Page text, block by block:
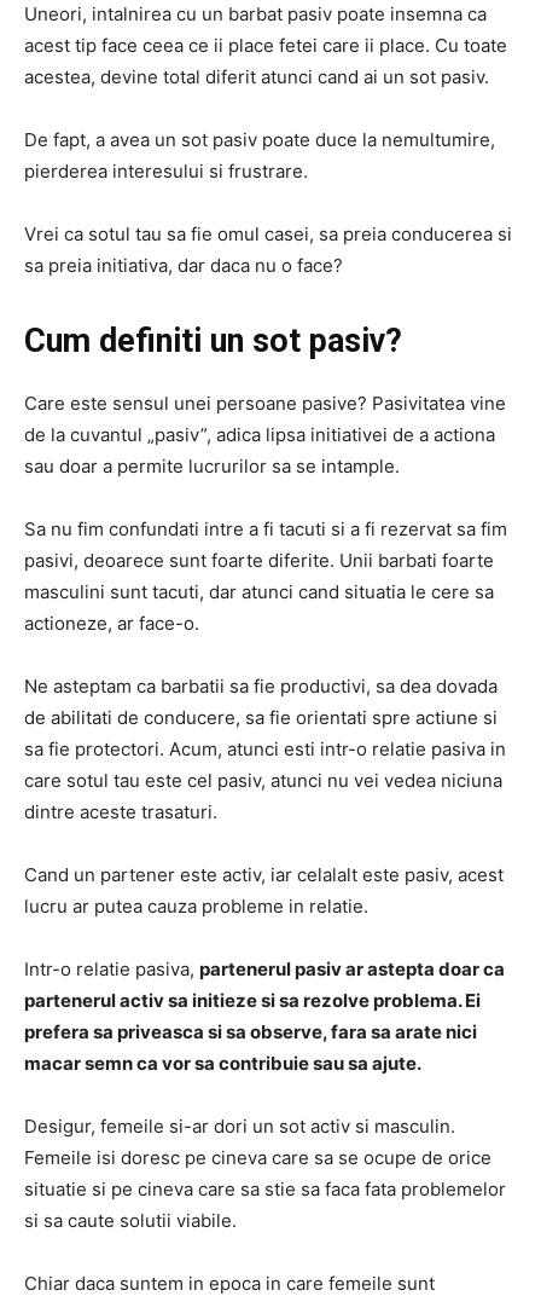
Uneori, intalnirea cu un barbat pasiv poate insemna ca
acest tip face ceea ce ii place fetei care ii place. Cu toate
acestea, devine total diferit atunci cand ai un sot pasiv.
De fapt, a avea un sot pasiv poate duce la nemultumire,
pierderea interesului si frustrare.
Vrei ca sotul tau sa fie omul casei, sa preia conducerea si
sa preia initiativa, dar daca nu o face?
Cum definiti un sot pasiv?
Care este sensul unei persoane pasive? Pasivitatea vine
de la cuvantul „pasiv”, adica lipsa initiativei de a actiona
sau doar a permite lucrurilor sa se intample.
Sa nu fim confundati intre a fi tacuti si a fi rezervat sa fim
pasivi, deoarece sunt foarte diferite. Unii barbati foarte
masculini sunt tacuti, dar atunci cand situatia le cere sa
actioneze, ar face-o.
Ne asteptam ca barbatii sa fie productivi, sa dea dovada
de abilitati de conducere, sa fie orientati spre actiune si
sa fie protectori. Acum, atunci esti intr-o relatie pasiva in
care sotul tau este cel pasiv, atunci nu vei vedea niciuna
dintre aceste trasaturi.
Cand un partener este activ, iar celalalt este pasiv, acest
lucru ar putea cauza probleme in relatie.
Intr-o relatie pasiva, partenerul pasiv ar astepta doar ca
partenerul activ sa initieze si sa rezolve problema. Ei
prefera sa priveasca si sa observe, fara sa arate nici
macar semn ca vor sa contribuie sau sa ajute.
Desigur, femeile si-ar dori un sot activ si masculin.
Femeile isi doresc pe cineva care sa se ocupe de orice
situatie si pe cineva care sa stie sa faca fata problemelor
si sa caute solutii viabile.
Chiar daca suntem in epoca in care femeile sunt